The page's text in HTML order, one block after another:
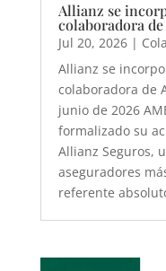
Allianz se
colaboradora de
Jul 20, 2026|
Allianz se
colaboradora de
junio de 2026
formalizado su
Allianz Seguros,
aseguradores
referente